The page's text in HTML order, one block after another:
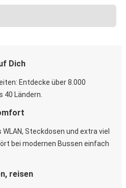
Dich
Entdecke über 8.000
40 Ländern.
Steckdosen und extra viel
bei modernen Bussen einfach
reisen